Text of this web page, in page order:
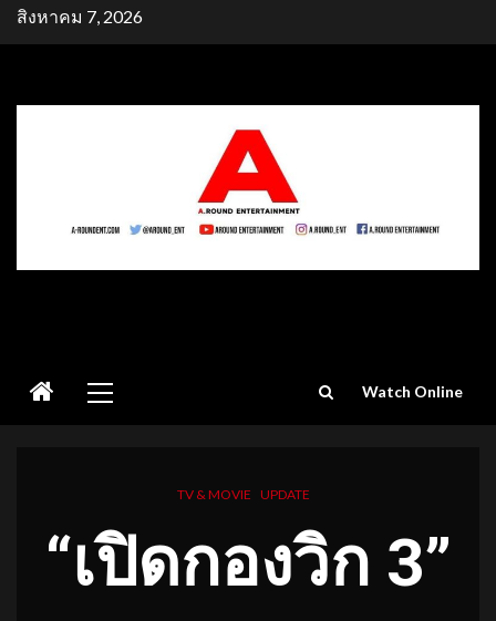
Skipสิงหาคม 7, 2026
Menu
Watch Online
TV & MOVIE UPDATE
“เปิดกองวิก 3”